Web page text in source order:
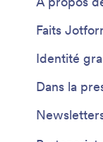
Faits
Identité
Dans la